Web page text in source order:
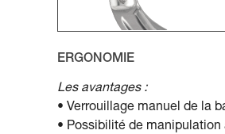
ERGONOMIE
Les avantages :
• Verrouillage manuel de la
• Possibilité de manipulation